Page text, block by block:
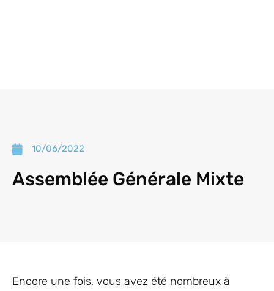
10/06/2022
Assemblée Générale Mixte
Encore une fois, vous avez été nombreux à